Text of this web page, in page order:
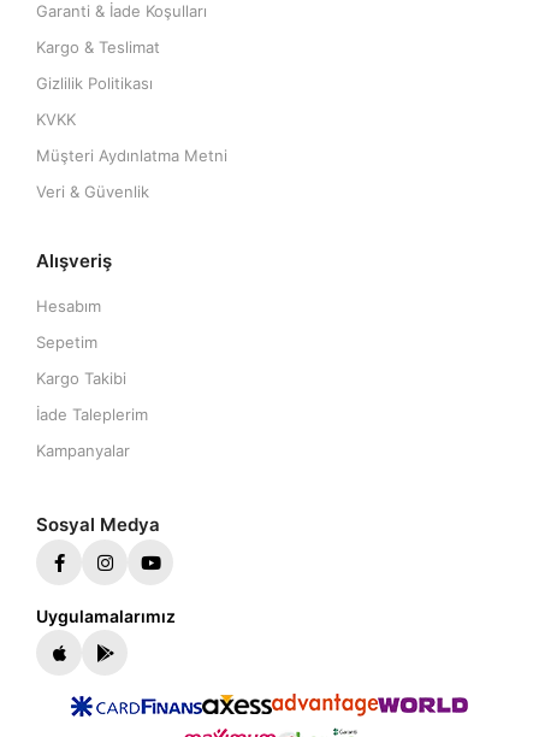
Garanti & İade Koşulları
Kargo & Teslimat
Gizlilik Politikası
KVKK
Müşteri Aydınlatma Metni
Veri & Güvenlik
Alışveriş
Hesabım
Sepetim
Kargo Takibi
İade Taleplerim
Kampanyalar
Sosyal Medya
Uygulamalarımız